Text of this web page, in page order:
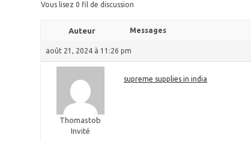
Vous lisez 0 fil de discussion
Auteur Messages
août 21, 2024 à 11:26 pm
Thomastob
Invité
supreme supplies in india